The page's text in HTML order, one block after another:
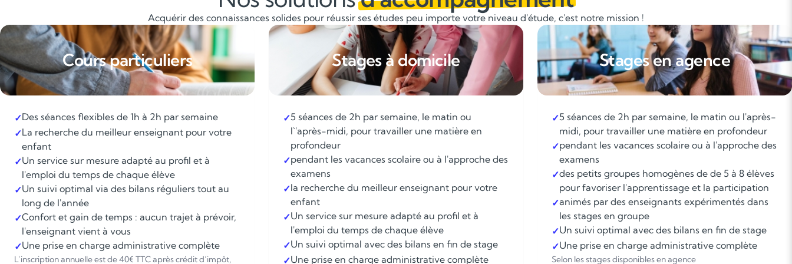
Acquérir des connaissances solides pour réussir ses études peu importe votre niveau d'étude, c'est notre mission !
Cours particuliers
✓Des séances flexibles de 1h à 2h par semaine
✓La recherche du meilleur enseignant pour votre
enfant
✓Un service sur mesure adapté au profil et à
l'emploi du temps de chaque élève
✓Un suivi optimal via des bilans réguliers tout au
long de l'année
✓Confort et gain de temps : aucun trajet à prévoir,
l'enseignant vient à vous
✓Une prise en charge administrative complète
L’inscription annuelle est de 40€ TTC après crédit d’impôt,
Stages à domicile
✓5 séances de 2h par semaine, le matin ou
l`'après-midi, pour travailler une matière en
profondeur
✓pendant les vacances scolaire ou à l'approche des
examens
✓la recherche du meilleur enseignant pour votre
enfant
✓Un service sur mesure adapté au profil et à
l'emploi du temps de chaque élève
✓Un suivi optimal avec des bilans en fin de stage
✓Une prise en charge administrative complète
Stages en agence
✓5 séances de 2h par semaine, le matin ou l'après-
midi, pour travailler une matière en profondeur
✓pendant les vacances scolaire ou à l'approche des
examens
✓des petits groupes homogènes de de 5 à 8 élèves
pour favoriser l'apprentissage et la participation
✓animés par des enseignants expérimentés dans
les stages en groupe
✓Un suivi optimal avec des bilans en fin de stage
✓Une prise en charge administrative complète
Selon les stages disponibles en agence